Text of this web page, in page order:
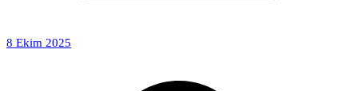
8 Ekim 2025